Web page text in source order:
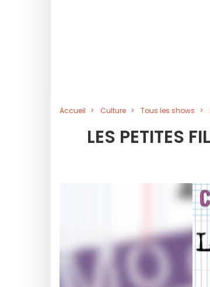
Accueil Culture Tous les shows
LES PETITES